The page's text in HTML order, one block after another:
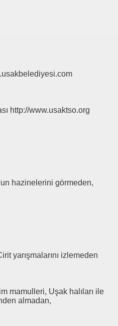
http://www.usaktso.org
hazinelerini görmeden,
yarışmalarını izlemeden
mamulleri, Uşak halıları ile
almadan,